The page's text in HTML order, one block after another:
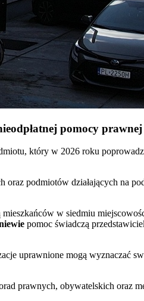
pomocy
który w 2026 roku
oraz podmiotów działających na
w siedmiu
pomoc świadczą
uprawnione mogą wyznaczać
prawnych, obywatelskich oraz